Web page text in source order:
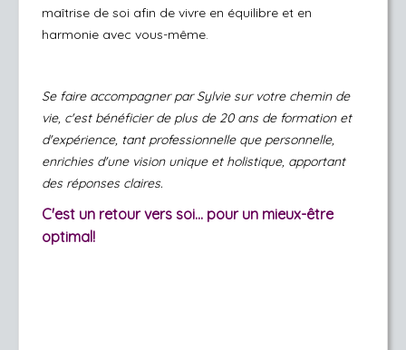
maîtrise de soi afin de vivre en équilibre et en
harmonie avec vous-même.
Se faire accompagner par Sylvie sur votre chemin de
vie, c'est bénéficier de plus de 20 ans de formation et
d'expérience, tant professionnelle que personnelle,
enrichies d'une vision unique et holistique, apportant
des réponses claires.
C'est un retour vers soi... pour un mieux-être
optimal!